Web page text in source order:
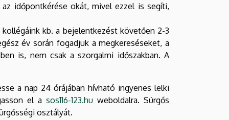
időpontkérése okát, mivel ezzel is segíti,
kollégáink kb. a bejelentkezést követően 2-3
év során fogadjuk a megkereséseket, a
is, nem csak a szorgalmi időszakban. A
a nap 24 órájában hívható ingyenes lelki
el a sos116-123.hu weboldalra. Sürgős
osztályát.